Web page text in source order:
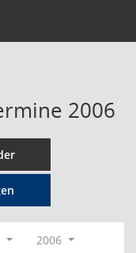
2006
2006